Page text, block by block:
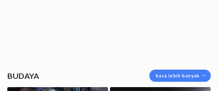
BUDAYA baca lebih banyak